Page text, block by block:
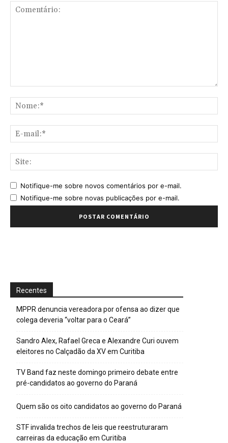
Notifique-me sobre novos comentários por e-mail.
Notifique-me sobre novas publicações por e-mail.
Recentes
MPPR denuncia vereadora por ofensa ao dizer que
colega deveria “voltar para o Ceará”
Sandro Alex, Rafael Greca e Alexandre Curi ouvem
eleitores no Calçadão da XV em Curitiba
TV Band faz neste domingo primeiro debate entre
pré-candidatos ao governo do Paraná
Quem são os oito candidatos ao governo do Paraná
STF invalida trechos de leis que reestruturaram
carreiras da educação em Curitiba